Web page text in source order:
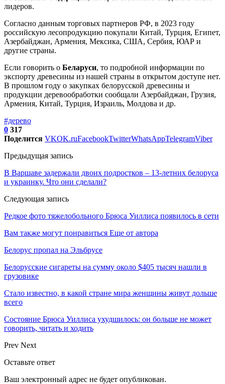
лидеров.
Согласно данным торговых партнеров РФ, в 2023 году
российскую лесопродукцию покупали Китай, Турция, Египет,
Азербайджан, Армения, Мексика, США, Сербия, ЮАР и
другие страны.
Если говорить о Беларуси, то подробной информации по
экспорту древесины из нашей страны в открытом доступе нет.
В прошлом году о закупках белорусской древесины и
продукции деревообработки сообщали Азербайджан, Грузия,
Армения, Китай, Турция, Израиль, Молдова и др.
#дерево
0 317
Поделится VKOK.ruFacebookTwitterWhatsAppTelegramViber
Предыдущая запись
В Варшаве задержали двоих подростков – 13-летних белоруса
и украинку. Что они сделали?
Следующая запись
Редкое фото тяжелобольного Брюса Уиллиса появилось в сети
Вам также могут понравиться Еще от автора
Белорус пропал на Эльбрусе
Белорусские сигареты на сумму около $405 тысяч нашли в
грузовике
Стало известно, в какой стране мира женщины живут дольше
всего
Состояние Брюса Уиллиса ухудшилось: он больше не может
говорить, читать и ходить
Prev Next
Оставьте ответ
Ваш электронный адрес не будет опубликован.